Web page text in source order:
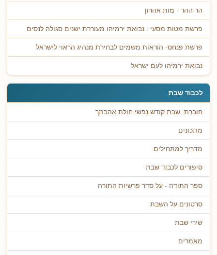
הר ההר - מות אהרון
פרשת מטות מסעי : נבואת ירמיהו מעוררת ישנים סגולה לנסים
פרשת פנחס- הוראות משמים לבחירת מנהיג הראוי לישראל
נבואת ירמיהו לעם ישראל
לכבוד שבת
חוברת: שבת קודש נפשי חולת אהבתך
מתכונים
מדריך למתחילים
סיפורים לכבוד שבת
ספר התודה - על סדר פרשיות התורה
סרטונים על השבת
שירי שבת
מאמרים